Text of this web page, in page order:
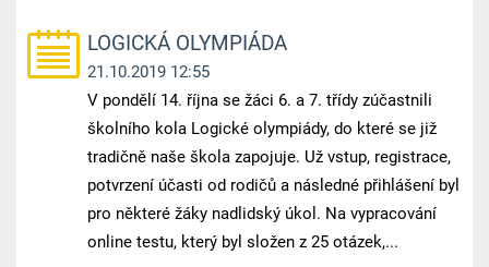
LOGICKÁ OLYMPIÁDA
21.10.2019 12:55
V pondělí 14. října se žáci 6. a 7. třídy zúčastnili
školního kola Logické olympiády, do které se již
tradičně naše škola zapojuje. Už vstup, registrace,
potvrzení účasti od rodičů a následné přihlášení byl
pro některé žáky nadlidský úkol. Na vypracování
online testu, který byl složen z 25 otázek,...